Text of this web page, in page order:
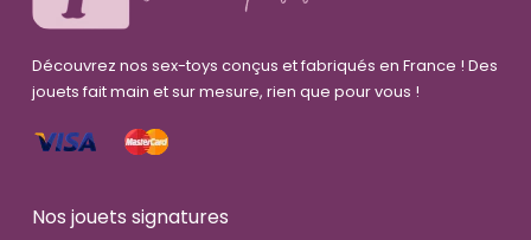
Découvrez nos sex-toys conçus et fabriqués en France ! Des
jouets fait main et sur mesure, rien que pour vous !
Nos jouets signatures